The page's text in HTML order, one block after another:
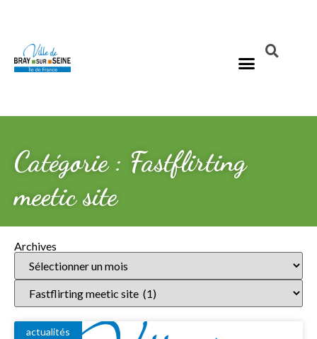
Catégorie : Fastflirting
meetic site
Archives
actualités